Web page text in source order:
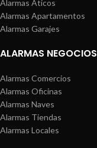
Alarmas Áticos
Alarmas Apartamentos
Alarmas Garajes
ALARMAS NEGOCIOS
Alarmas Comercios
Alarmas Oficinas
Alarmas Naves
Alarmas Tiendas
Alarmas Locales